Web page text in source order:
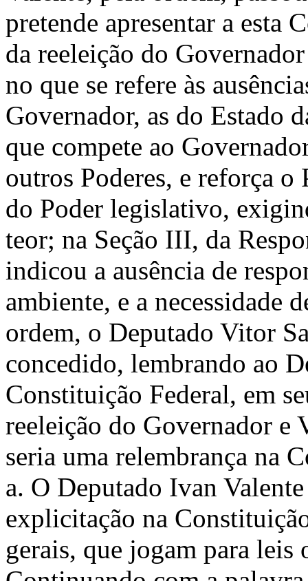
pretende apresentar a esta
da reeleição do
no que se refere às
Governador, as do Estado
que compete ao
outros Poderes, e reforça
do Poder legislativo,
teor; na Seção III, da
indicou a ausência de
ambiente, e a necessidade
ordem, o Deputado Vitor
concedido, lembrando ao
Constituição Federal, em
reeleição do Governador e
seria uma relembrança na
a. O Deputado Ivan
explicitação na
gerais, que jogam para